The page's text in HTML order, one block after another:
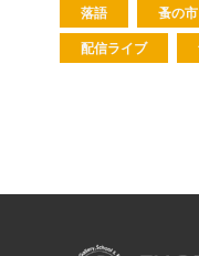
落語
蚤の市
配信ライブ